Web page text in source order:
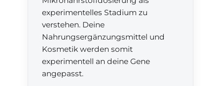
experimentelles Stadium zu
verstehen. Deine
Nahrungsergänzungsmittel und
Kosmetik werden somit
experimentell an deine Gene
angepasst.